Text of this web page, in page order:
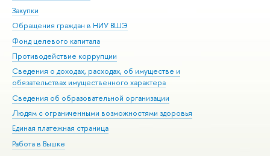
Закупки
Обращения граждан в НИУ ВШЭ
Фонд целевого капитала
Противодействие коррупции
Сведения о доходах, расходах, об имуществе и
обязательствах имущественного характера
Сведения об образовательной организации
Людям с ограниченными возможностями здоровья
Единая платежная страница
Работа в Вышке